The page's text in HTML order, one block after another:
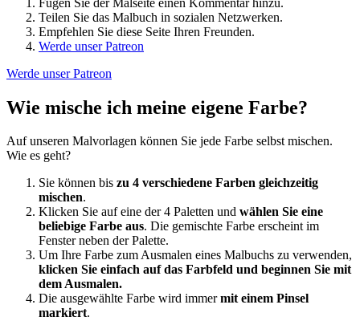
Teilen Sie das Malbuch in sozialen Netzwerken.
Empfehlen Sie diese Seite Ihren Freunden.
Werde unser Patreon
Werde unser Patreon
Wie mische ich meine eigene Farbe?
Auf unseren Malvorlagen können Sie jede Farbe selbst mischen.
Wie es geht?
Sie können bis zu 4 verschiedene Farben gleichzeitig
mischen.
Klicken Sie auf eine der 4 Paletten und wählen Sie eine
beliebige Farbe aus. Die gemischte Farbe erscheint im
Fenster neben der Palette.
Um Ihre Farbe zum Ausmalen eines Malbuchs zu verwenden,
klicken Sie einfach auf das Farbfeld und beginnen Sie mit
dem Ausmalen.
Die ausgewählte Farbe wird immermit einem Pinsel
markiert.